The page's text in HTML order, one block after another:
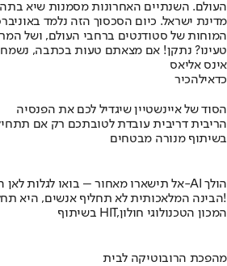
העולם. השנתיים האחרונות מסמנות שיא
מדינת ישראל. כיום הסכסוך הזה נלמד
המוחות של סטודנטים ברחבי העולם, ושל
טעינו? נתקן! אם מצאתם טעות בכתבה,
אינס אליאס
כדאילהכיר
הסוד של איינשטיין שיגדיל לכם את הפנסיה
הריבית דריבית עובדת לטובתכם רק אם
בשיתוף מנורה מבטחים
אל תישארו מאחור – בואו לגלות לאן ה-AI הולך
הבינה המלאכותית לא תחליף אנשים, היא תחליף את מי שלא משתמש בה!
בשיתוף HIT,המכון הטכנולוגי חולון
מהפכת הרובוטיקה לבית